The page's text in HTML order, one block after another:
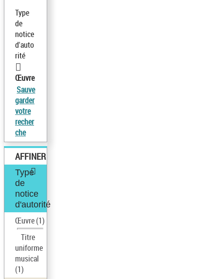
Type
de
notice
d'auto
rité
Œuvre
Sauve
garder
votre
recher
che
AFFINER
Type
de
notice
d'autorité
Œuvre(1)
Titre
uniforme
musical
(1)